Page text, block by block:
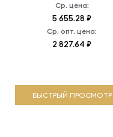
Ср. цена:
5 655.28 ₽
Ср. опт. цена:
2 827.64 ₽
БЫСТРЫЙ ПРОСМОТР